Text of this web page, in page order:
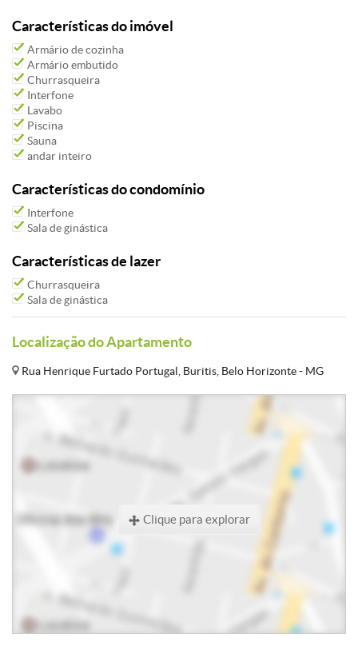
Características do imóvel
Armário de cozinha
Armário embutido
Churrasqueira
Interfone
Lavabo
Piscina
Sauna
andar inteiro
Características do condomínio
Interfone
Sala de ginástica
Características de lazer
Churrasqueira
Sala de ginástica
Localização do Apartamento
Rua Henrique Furtado Portugal, Buritis, Belo Horizonte - MG
Clique para explorar